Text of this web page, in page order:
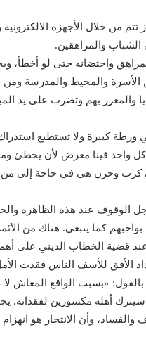
تتم من خلال الأجهزة
والمراهقين.
واحتضانه حتى لو أخطأ،
من الأسرة والمحيط والمدرسة
والمغرر بهم وتضرب على يد
كبيرة ولا تستطيع استدراك
واحد فينا معرض لأن يخطئ
كرب وحزن هي في حاجة إلى من
الوقوف عند هذه الظاهرة
كما ينبغي. هناك من
قضية الخطاب الديني على
الأفق للأسف الناس فقدت
«بسبب الواقع المعاش
سيترك أهله مكسورين
وأن الانتحار هو